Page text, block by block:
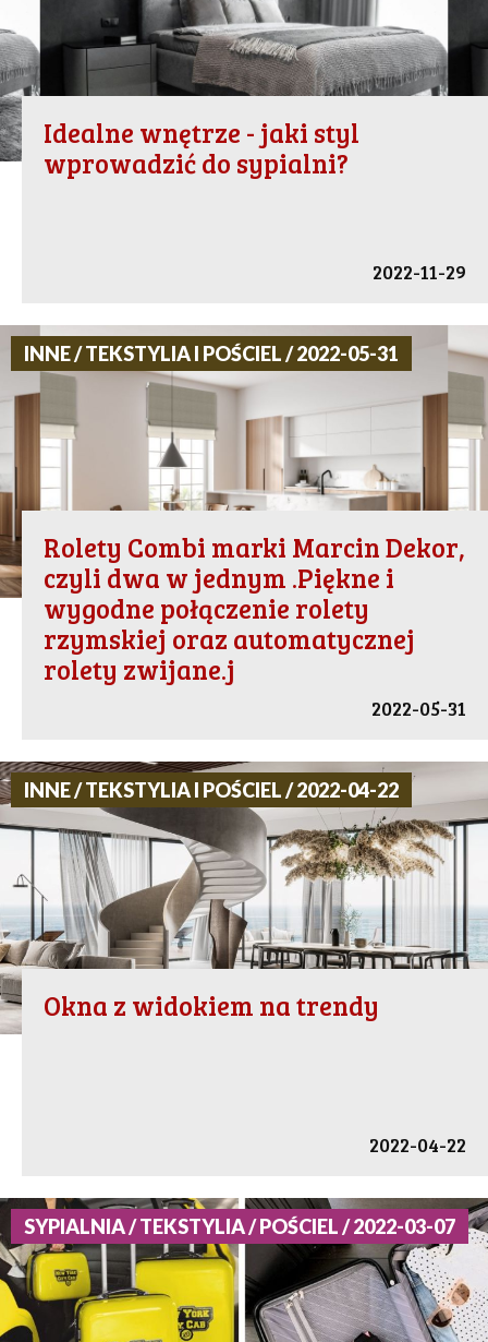
Idealne wnętrze - jaki styl
wprowadzić do sypialni?
2022-11-29
INNE / TEKSTYLIA I POŚCIEL / 2022-05-31
Rolety Combi marki Marcin Dekor,
czyli dwa w jednym .Piękne i
wygodne połączenie rolety
rzymskiej oraz automatycznej
rolety zwijane.j
2022-05-31
INNE / TEKSTYLIA I POŚCIEL / 2022-04-22
Okna z widokiem na trendy
2022-04-22
SYPIALNIA / TEKSTYLIA / POŚCIEL / 2022-03-07